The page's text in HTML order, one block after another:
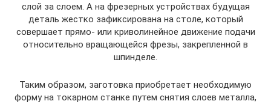
слой за слоем. А на фрезерных устройствах будущая
деталь жестко зафиксирована на столе, который
совершает прямо- или криволинейное движение подачи
относительно вращающейся фрезы, закрепленной в
шпинделе.
Таким образом, заготовка приобретает необходимую
форму на токарном станке путем снятия слоев металла,